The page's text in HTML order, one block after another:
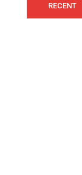
RECENT